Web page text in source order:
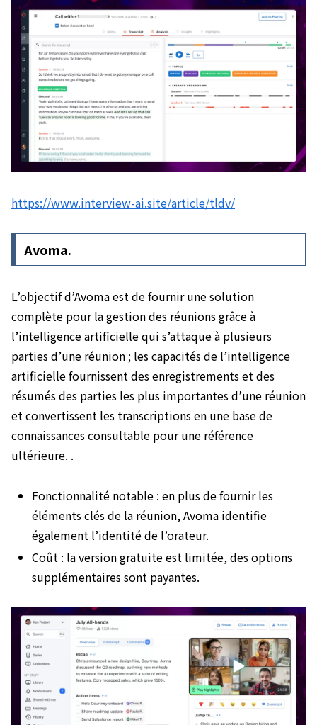
https://www.interview-ai.site/article/tldv/
Avoma.
L’objectif d’Avoma est de fournir une solution
complète pour la gestion des réunions grâce à
l’intelligence artificielle qui s’attaque à plusieurs
parties d’une réunion ; les capacités de l’intelligence
artificielle fournissent des enregistrements et des
résumés des parties les plus importantes d’une réunion
et convertissent les transcriptions en une base de
connaissances consultable pour une référence
ultérieure. .
Fonctionnalité notable : en plus de fournir les
éléments clés de la réunion, Avoma identifie
également l’identité de l’orateur.
Coût : la version gratuite est limitée, des options
supplémentaires sont payantes.